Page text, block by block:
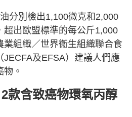
分別檢出1,100微克和2,000
超出歐盟標準的每公斤1,000
業組織／世界衞生組織聯合食
JECFA及EFSA）建議人們應
。
款含致癌物環氧丙醇